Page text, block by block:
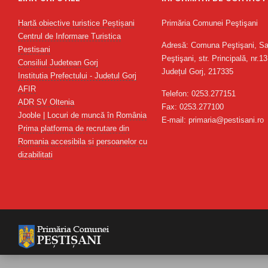
Hartă obiective turistice Peștișani
Centrul de Informare Turistica
Pestisani
Consiliul Judetean Gorj
Institutia Prefectului - Judetul Gorj
AFIR
ADR SV Oltenia
Jooble | Locuri de muncă în România
Prima platforma de recrutare din
Romania accesibila si persoanelor cu
dizabilitati
Primăria Comunei Peştişani
Adresă: Comuna Peştişani,
Peştişani, str. Principală,
Județul Gorj, 217335
Telefon: 0253.277151
Fax: 0253.277100
E-mail: primaria@pestisani.ro